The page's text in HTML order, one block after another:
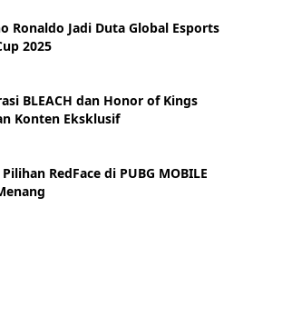
Ronaldo Jadi Duta Global Esports
2025
BLEACH dan Honor of Kings
Konten Eksklusif
RedFace di PUBG MOBILE